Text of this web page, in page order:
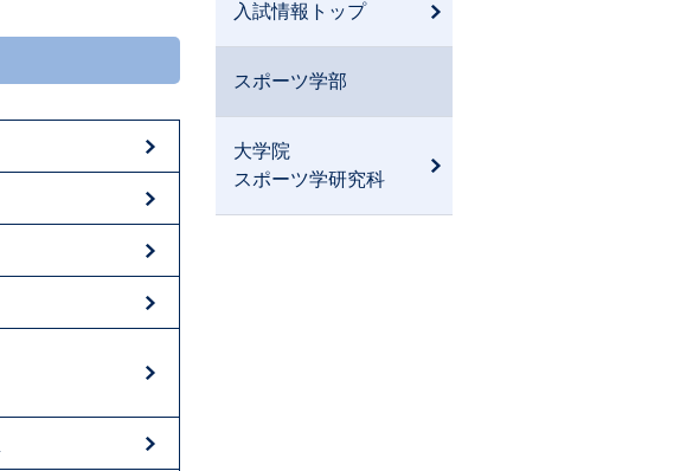
入試情報トップ
スポーツ学部
大学院
スポーツ学研究科